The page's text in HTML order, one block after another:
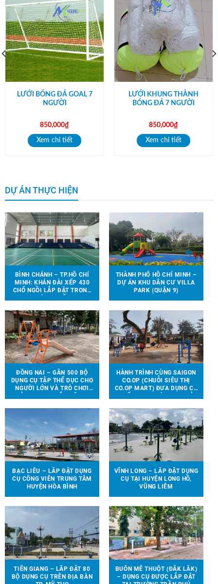
LƯỚI BÓNG ĐÁ GOAL 7
NGƯỜI
850,000₫
Xem chi tiết
LƯỚI KHUNG THÀNH
BÓNG ĐÁ 7 NGƯỜI
850,000₫
Xem chi tiết
DỰ ÁN THỰC HIỆN
BÌNH CHÁNH – TP.HỒ CHÍ
MINH: KHÁN ĐÀI XẾP 430
CHỔ NGỒI LẮP ĐẶT TRONG
THÀNH PHỐ HỒ CHÍ MINH –
DỰ ÁN KHU DÂN CƯ VILLA
PARK (QUẬN 9)
ĐỒNG NAI – GẦN 500 BỘ
DỤNG CỤ TẬP THỂ DỤC CHO
NGƯỜI LỚN VÀ TRÒ CHƠI
HÀNH TRÌNH CÙNG SAIGON
CO.OP (CHUỖI SIÊU THỊ
CO.OP MART) ĐƯA DỤNG CỤ
HỌC TẠI 6 TỈNH THÀNH
BẠC LIÊU – LẮP ĐẶT DỤNG
CỤ CÔNG VIÊN TRUNG TÂM
HUYỆN HÒA BÌNH
VĨNH LONG – LẮP ĐẶT DỤNG
CỤ TẠI HUYỆN LONG HỒ,
VŨNG LIÊM
TIỀN GIANG – LẮP ĐẶT 80
BỘ DỤNG CỤ TRÊN ĐỊA BÀN
BUÔN MÊ THUỘT (ĐẮK LẮK)
– DỤNG CỤ ĐƯỢC LẮP ĐẶT